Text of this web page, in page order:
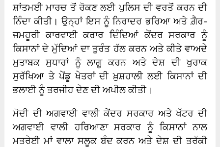
ਸ਼ਾਂਤਮਈ ਮਾਰਚ ਤੋਂ ਰੋਕਣ ਲਈ ਪੁਲਿਸ ਦੀ ਵਰਤੋਂ ਕਰਨ ਦੀ
ਨਿੰਦਾ ਕੀਤੀ। ਉਨ੍ਹਾਂ ਇਸ ਨੂੰ ਨਿਰਾਦਰ ਭਰਿਆ ਅਤੇ ਗ਼ੈਰ-
ਜਮਹੂਰੀ ਕਾਰਵਾਈ ਕਰਾਰ ਦਿੰਦਿਆਂ ਕੇਂਦਰ ਸਰਕਾਰ ਨੂੰ
ਕਿਸਾਨਾਂ ਦੇ ਮੁੱਦਿਆਂ ਦਾ ਤੁਰੰਤ ਹੱਲ ਕਰਨ ਅਤੇ ਕੀਤੇ ਵਾਅਦੇ
ਮੁਤਾਬਕ ਸੁਧਾਰਾਂ ਨੂੰ ਲਾਗੂ ਕਰਨ ਅਤੇ ਦੇਸ਼ ਦੀ ਖੁਰਾਕ
ਸੁਰੱਖਿਆ ਤੇ ਪੇਂਡੂ ਖੇਤਰਾਂ ਦੀ ਖ਼ੁਸ਼ਹਾਲੀ ਲਈ ਕਿਸਾਨਾਂ ਦੀ
ਭਲਾਈ ਨੂੰ ਤਰਜੀਹ ਦੇਣ ਦੀ ਅਪੀਲ ਕੀਤੀ।
ਮੋਦੀ ਦੀ ਅਗਵਾਈ ਵਾਲੀ ਕੇਂਦਰ ਸਰਕਾਰ ਅਤੇ ਖੱਟਰ ਦੀ
ਅਗਵਾਈ ਵਾਲੀ ਹਰਿਆਣਾ ਸਰਕਾਰ ਨੂੰ ਕਿਸਾਨਾਂ ਨਾਲ
ਮਤਰੇਈ ਮਾਂ ਵਾਲਾ ਸਲੂਕ ਬੰਦ ਕਰਨ ਅਤੇ ਦੇਸ਼ ਦੀ ਤਰੱਕੀ